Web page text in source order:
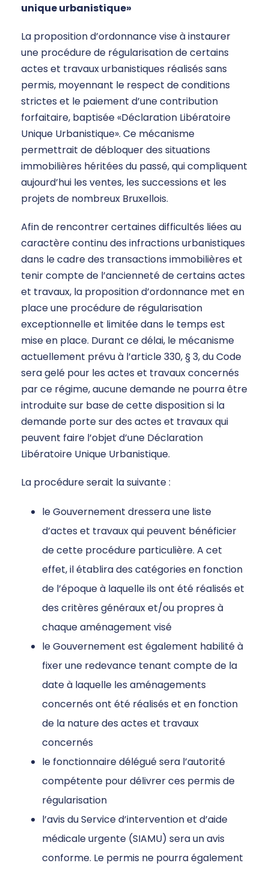
unique urbanistique»
La proposition d’ordonnance vise à instaurer
une procédure de régularisation de certains
actes et travaux urbanistiques réalisés sans
permis, moyennant le respect de conditions
strictes et le paiement d’une contribution
forfaitaire, baptisée «Déclaration Libératoire
Unique Urbanistique». Ce mécanisme
permettrait de débloquer des situations
immobilières héritées du passé, qui compliquent
aujourd’hui les ventes, les successions et les
projets de nombreux Bruxellois.
Afin de rencontrer certaines difficultés liées au
caractère continu des infractions urbanistiques
dans le cadre des transactions immobilières et
tenir compte de l’ancienneté de certains actes
et travaux, la proposition d’ordonnance met en
place une procédure de régularisation
exceptionnelle et limitée dans le temps est
mise en place. Durant ce délai, le mécanisme
actuellement prévu à l’article 330, § 3, du Code
sera gelé pour les actes et travaux concernés
par ce régime, aucune demande ne pourra être
introduite sur base de cette disposition si la
demande porte sur des actes et travaux qui
peuvent faire l’objet d’une Déclaration
Libératoire Unique Urbanistique.
La procédure serait la suivante :
le Gouvernement dressera une liste
d’actes et travaux qui peuvent bénéficier
de cette procédure particulière. A cet
effet, il établira des catégories en fonction
de l’époque à laquelle ils ont été réalisés et
des critères généraux et/ou propres à
chaque aménagement visé
le Gouvernement est également habilité à
fixer une redevance tenant compte de la
date à laquelle les aménagements
concernés ont été réalisés et en fonction
de la nature des actes et travaux
concernés
le fonctionnaire délégué sera l’autorité
compétente pour délivrer ces permis de
régularisation
l’avis du Service d’intervention et d’aide
médicale urgente (SIAMU) sera un avis
conforme. Le permis ne pourra également